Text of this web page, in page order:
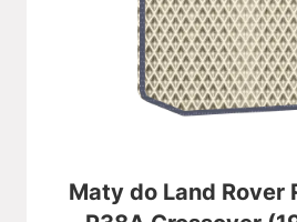
Maty do Land Rover